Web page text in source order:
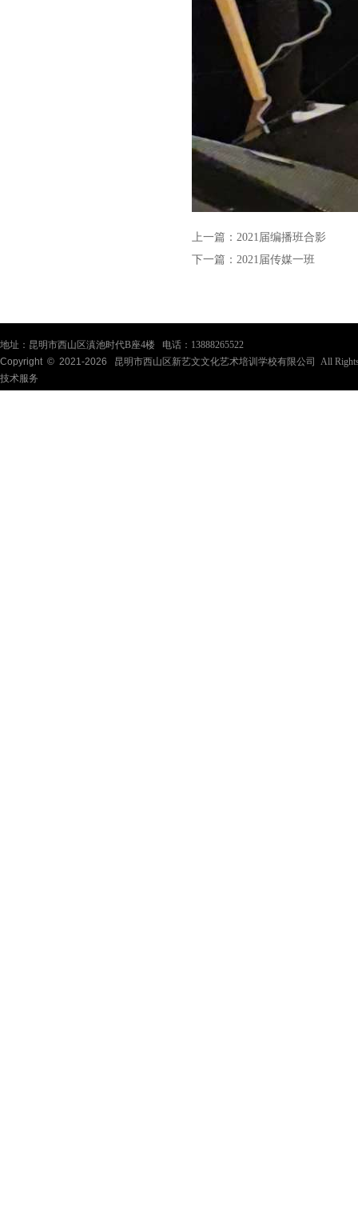
上一篇： 2021届编播班合影
下一篇： 2021届传媒一班
地址：昆明市西山区滇池时代B座4楼 电话：13888265522
Copyright © 2021-2026
昆明市西山区新艺文文化艺术培训学校有限公司 All
技术服务